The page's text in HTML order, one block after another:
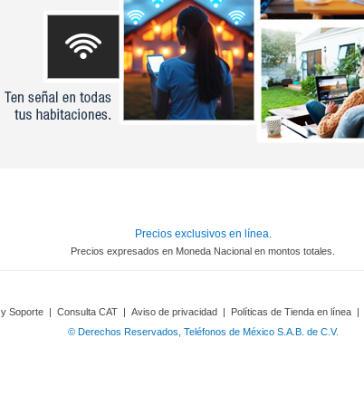
Precios exclusivos en línea.
Precios expresados en Moneda Nacional en montos totales.
Soporte | Consulta CAT | Aviso de privacidad | Políticas de Tienda en línea |
© Derechos Reservados, Teléfonos de México S.A.B. de C.V.